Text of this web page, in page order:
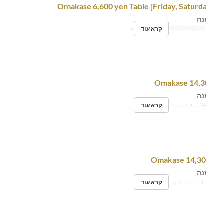
קטגוריית מקום קרא עוד
קרא עוד
קרא עוד